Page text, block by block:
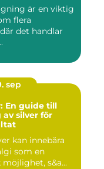
är en viktig
flera
det handlar
sep
En guide till
silver för
kan innebära
som en
s&a...